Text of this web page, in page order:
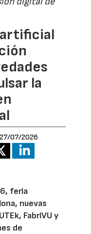
la
27/07/2026
feria
nuevas
FabriVU y
de